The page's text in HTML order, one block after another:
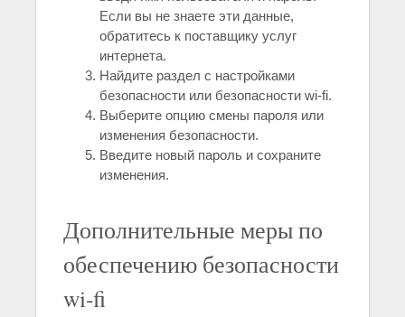
Если вы не знаете эти данные,
обратитесь к поставщику услуг
интернета.
Найдите раздел с настройками
безопасности или безопасности wi-fi.
Выберите опцию смены пароля или
изменения безопасности.
Введите новый пароль и сохраните
изменения.
Дополнительные меры по
обеспечению безопасности
wi-fi